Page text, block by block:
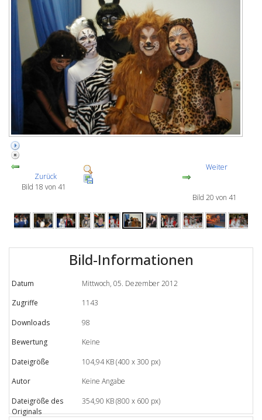
Zurück
Bild 18 von 41
Weiter
Bild 20 von 41
Bild-Informationen
Datum
Mittwoch, 05. Dezember 2012
Zugriffe
1143
Downloads
98
Bewertung
Keine
Dateigröße
104,94 KB (400 x 300 px)
Autor
Keine Angabe
Dateigröße des
Originals
354,90 KB (800 x 600 px)